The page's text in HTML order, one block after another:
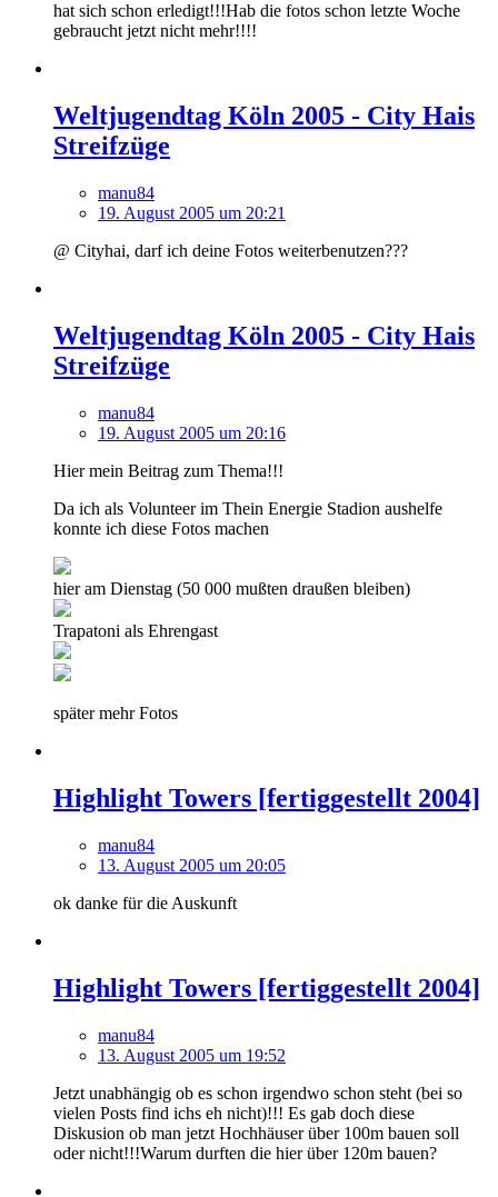
hat sich schon erledigt!!!Hab die fotos schon letzte Woche
gebraucht jetzt nicht mehr!!!!
Weltjugendtag Köln 2005 - City Hais
Streifzüge
manu84
19. August 2005 um 20:21
@ Cityhai, darf ich deine Fotos weiterbenutzen???
Weltjugendtag Köln 2005 - City Hais
Streifzüge
manu84
19. August 2005 um 20:16
Hier mein Beitrag zum Thema!!!
Da ich als Volunteer im Thein Energie Stadion aushelfe
konnte ich diese Fotos machen
hier am Dienstag (50 000 mußten draußen bleiben)
Trapatoni als Ehrengast
später mehr Fotos
Highlight Towers [fertiggestellt 2004]
manu84
13. August 2005 um 20:05
ok danke für die Auskunft
Highlight Towers [fertiggestellt 2004]
manu84
13. August 2005 um 19:52
Jetzt unabhängig ob es schon irgendwo schon steht (bei so
vielen Posts find ichs eh nicht)!!! Es gab doch diese
Diskusion ob man jetzt Hochhäuser über 100m bauen soll
oder nicht!!!Warum durften die hier über 120m bauen?